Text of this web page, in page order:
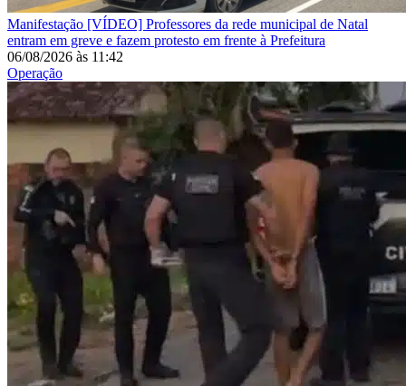
Manifestação [VÍDEO] Professores da rede municipal de Natal
entram em greve e fazem protesto em frente à Prefeitura
06/08/2026 às 11:42
Operação